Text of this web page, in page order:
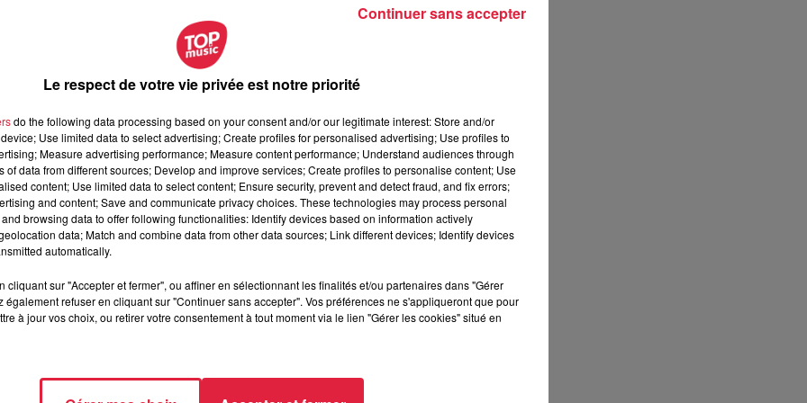
panorama viticole puis il monte progressivement dans l’effort.
un parcours assez exigeant avec un dénivelé continu assez
de scanner le QR code sur le panneau d’information
fonction des aléas naturels.
29 mars. C'est ouvert à tout le monde,mais sur inscription.
son école d’athlétisme à Strasbourg-Wacken. Les enfants, les
de trail, de marche nordique, etc. Dans un esprit
les samedis matin où chacun peut suivre un coach. Les
habitée à courir dans le Ried et ses plaines toutes plates, la
! La nature, que de la nature ! J’ai même croisé un
est très agréable, il y a forcément beaucoup de montées
Le respect de votre vie privée est notre priorité
do the following data processing based on your consent and/or our legitimate interest: Store and/or
Use limited data to select advertising; Create profiles for personalised advertising; Use profiles to
Measure advertising performance; Measure content performance; Understand audiences through
of data from different sources; Develop and improve services; Create profiles to personalise content; Use
content; Use limited data to select content; Ensure security, prevent and detect fraud, and fix errors;
and content; Save and communicate privacy choices. These technologies may process personal
browsing data to offer following functionalities: Identify devices based on information actively
data; Match and combine data from other data sources; Link different devices; Identify devices
automatically.
cliquant sur "Accepter et fermer", ou affiner en sélectionnant les finalités et/ou partenaires dans "Gérer
également refuser en cliquant sur "Continuer sans accepter". Vos préférences ne s'appliqueront que pour
à jour vos choix, ou retirer votre consentement à tout moment via le lien "Gérer les cookies" situé en
Continuer sans accepter